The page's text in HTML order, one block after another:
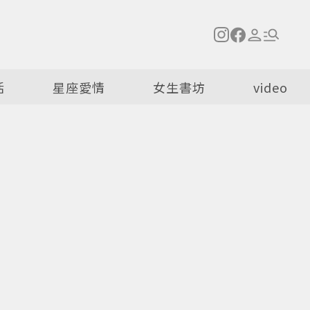
星座愛情 女生書坊 video